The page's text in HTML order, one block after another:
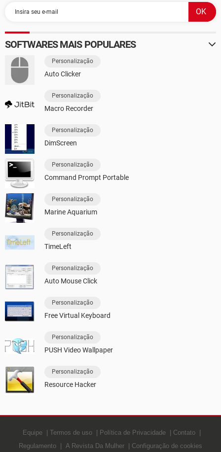
SOFTWARES MAIS POPULARES
Personalização
Auto Clicker
Personalização
Macro Recorder
Personalização
DimScreen
Personalização
Command Prompt Portable
Personalização
Marine Aquarium
Personalização
TimeLeft
Personalização
Auto Mouse Click
Personalização
Free Virtual Keyboard
Personalização
PUSH Video Wallpaper
Personalização
Resource Hacker
Equipe Termos de uso Política de Privacidade
Contato
Regulamento
A Revista Da Mulher Configuração de cookies